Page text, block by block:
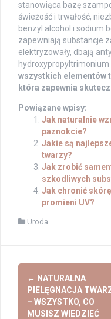
stanowiąca bazę
świeżość i trwałość,
benzyl alcohol i sodium
zapewniają substancje
elektryzowały, dbają
hydroxypropyltrimonium
wszystkich elementów
która zapewnia
Powiązane wpisy:
Jak naturalnie
paznokcie?
Jakie są
twarzy?
Jak zrobić
szkodliwych
Jak chronić
promieni UV?
Uroda
Post
navigation
← NATURALNA
PIELĘGNACJA
– WSZYSTKO, CO
MUSISZ WIEDZIEĆ